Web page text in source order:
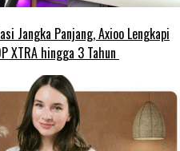
Jangka Panjang, Axioo Lengkapi
XTRA hingga 3 Tahun